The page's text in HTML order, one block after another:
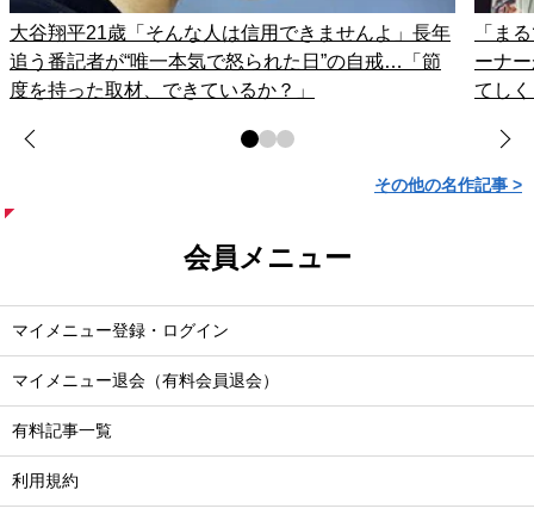
大谷翔平21歳「そんな人は信用できませんよ」長年
追う番記者が“唯一本気で怒られた日”の自戒…「節
度を持った取材、できているか？」
「ま
ーナ
てし
その他の名作記事 >
会員メニュー
マイメニュー登録・ログイン
マイメニュー退会（有料会員退会）
有料記事一覧
利用規約